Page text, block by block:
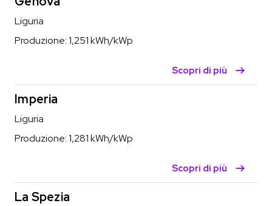
Liguria
Produzione:1,251kWh/kWp
Scopri di più
Imperia
Liguria
Produzione:1,281kWh/kWp
Scopri di più
La Spezia